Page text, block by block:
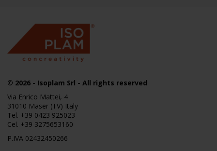
© 2026 - Isoplam Srl - All rights reserved
Via Enrico Mattei, 4
31010 Maser (TV) Italy
Tel. +39 0423 925023
Cel. +39 3275653160
P.IVA 02432450266